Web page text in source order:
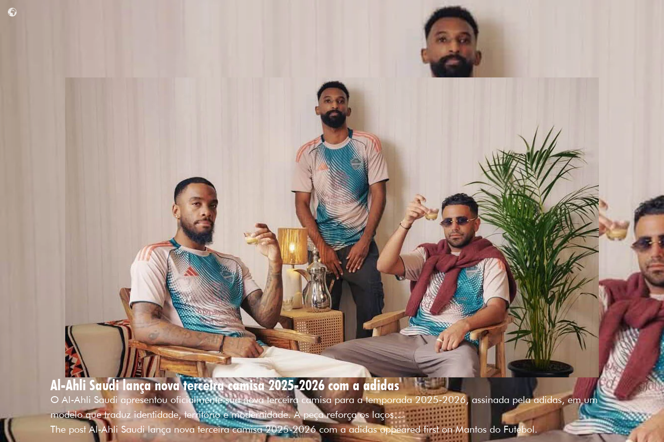
Al-Ahli Saudi lança nova terceira camisa 2025-2026 com a adidas
O Al-Ahli Saudi apresentou oficialmente sua nova terceira camisa para a temporada 2025-2026, assinada pela adidas, em um
modelo que traduz identidade, território e modernidade. A peça reforça os laços…
The post Al-Ahli Saudi lança nova terceira camisa 2025-2026 com a adidas appeared first on Mantos do Futebol.